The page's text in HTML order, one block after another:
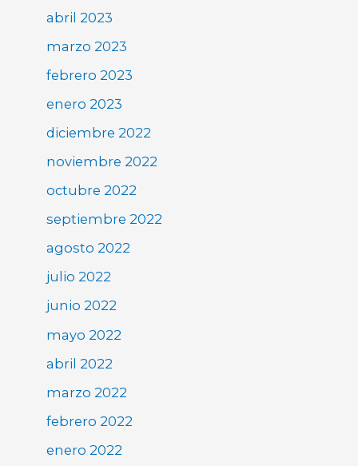
abril 2023
marzo 2023
febrero 2023
enero 2023
diciembre 2022
noviembre 2022
octubre 2022
septiembre 2022
agosto 2022
julio 2022
junio 2022
mayo 2022
abril 2022
marzo 2022
febrero 2022
enero 2022